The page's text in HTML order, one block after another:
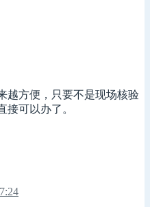
越方便，只要不是现场核验
接可以办了。